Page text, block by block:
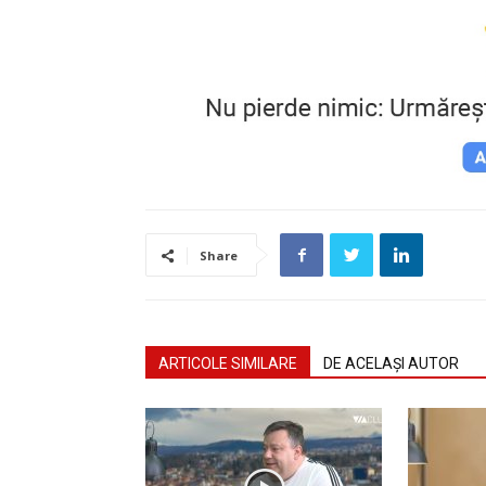
Share
ARTICOLE SIMILARE DE ACELAȘI AUTOR